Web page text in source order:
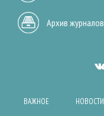
Архив журналов
ВАЖНОЕ НОВОСТИ